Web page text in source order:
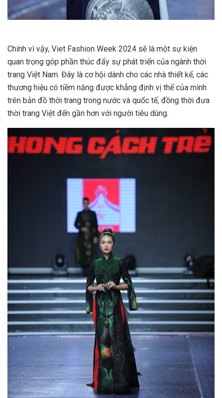
Chính vì vậy, Viet Fashion Week 2024 sẽ là một sự kiện
quan trọng góp phần thúc đẩy sự phát triển của ngành thời
trang Việt Nam. Đây là cơ hội dành cho các nhà thiết kế, các
thương hiệu có tiềm năng được khẳng định vị thế của mình
trên bản đồ thời trang trong nước và quốc tế, đồng thời đưa
thời trang Việt đến gần hơn với người tiêu dùng.